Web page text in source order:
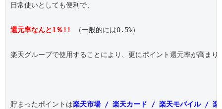
日常使いとしても便利で、
還元率なんと1％!! （一般的には0.5%）
楽天グループで使用することにより、更にポイント還元率が高まり
貯まったポイントは楽天市場 / 楽天カード / 楽天モバイル / 楽